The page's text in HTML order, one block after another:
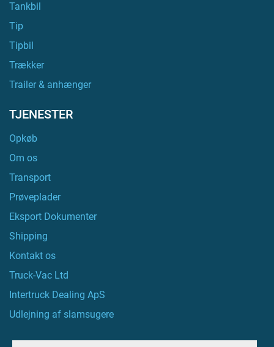
Tankbil
Tip
Tipbil
Trækker
Trailer & anhænger
TJENESTER
Opkøb
Om os
Transport
Prøveplader
Eksport Dokumenter
Shipping
Kontakt os
Truck-Vac Ltd
Intertruck Dealing ApS
Udlejning af slamsugere